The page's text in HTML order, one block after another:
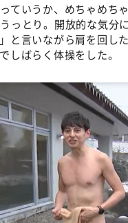
ていうか、めちゃめち
っとり。開放的な気分
と言いながら肩を回し
しばらく体操をした。